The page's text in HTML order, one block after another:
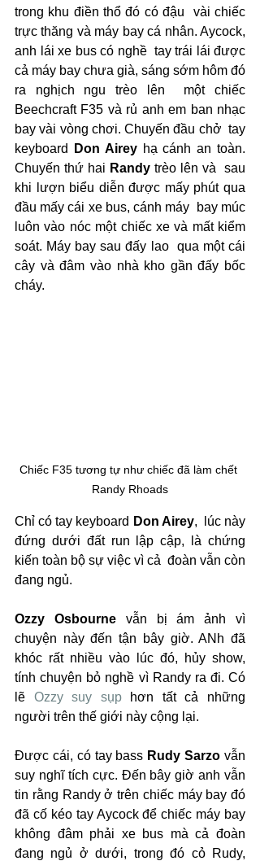
trong khu điền thổ đó có đậu  vài chiếc
trực thăng và máy bay cá nhân. Aycock,
anh lái xe bus có nghề  tay trái lái được
cả máy bay chưa già, sáng sớm hôm đó
ra nghịch ngu trèo lên  một chiếc
Beechcraft F35 và rủ anh em ban nhạc
bay vài vòng chơi. Chuyến đầu chở  tay
keyboard
Don Airey hạ cánh an toàn.
Chuyến thứ hai Randy trèo lên và  sau
khi lượn biểu diễn được mấy phút qua
đầu mấy cái xe bus, cánh máy  bay múc
luôn vào nóc một chiếc xe và mất kiểm
soát. Máy bay sau đấy lao  qua một cái
cây và đâm vào nhà kho gần đấy bốc
cháy.
Chiếc F35 tương tự như chiếc đã làm chết
Randy Rhoads
Chỉ có tay keyboard Don Airey,  lúc này
đứng dưới đất run lập cập, là chứng
kiến toàn bộ sự việc vì cả  đoàn vẫn còn
đang ngủ.
Ozzy Osbourne vẫn bị ám ảnh vì
chuyện này đến tận bây giờ. ANh đã
khóc rất nhiều vào lúc đó, hủy show,
tính chuyện bỏ nghề vì Randy ra đi. Có
lẽ Ozzy suy sụp hơn tất cả những
người trên thế giới này cộng lại.
Được cái, có tay bass Rudy Sarzo vẫn
suy nghĩ tích cực. Đến bây giờ anh vẫn
tin rằng Randy ở trên chiếc máy bay đó
đã cố kéo tay Aycock để chiếc máy bay
không đâm phải xe bus mà cả đoàn
đang ngủ ở dưới, trong đó cỏ Rudy,